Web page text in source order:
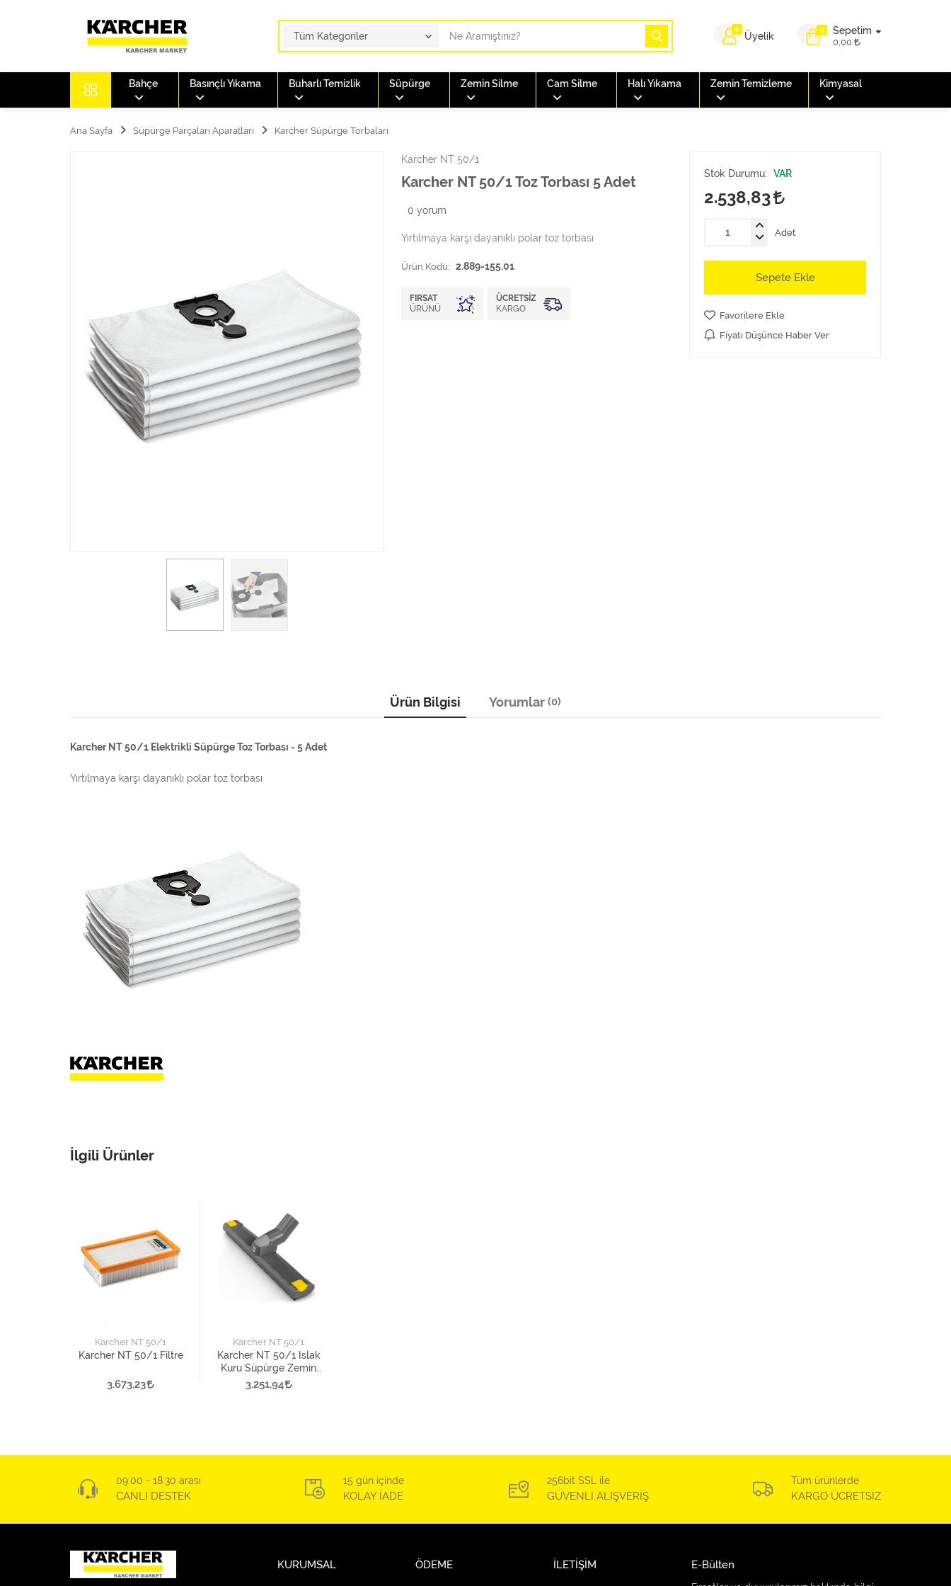
0 Sepetim
0,00
Üyelik
Bahçe Basınçlı Yıkama Buharlı Temizlik Süpürge Zemin Silme Cam Silme Halı Yıkama Zemin Temizleme Kimyasal
Ana Sayfa Süpürge Parçaları Aparatları Karcher Süpürge Torbaları
Karcher NT 50/1
Karcher NT 50/1 Toz Torbası 5 Adet
0 yorum
Yırtılmaya karşı dayanıklı polar toz torbası
Ürün Kodu: 2.889-155.01
FIRSAT
ÜRÜNÜ
ÜCRETSIZ
KARGO
Stok Durumu: VAR
2.538,83
Adet
Sepete Ekle
Favorilere Ekle
Fiyatı Düşünce Haber Ver
Ürün Bilgisi Yorumlar (0)
Karcher NT 50/1 Elektrikli Süpürge Toz Torbası - 5 Adet
Yırtılmaya karşı dayanıklı polar toz torbası
İlgili Ürünler
Karcher NT 50/1
Karcher NT 50/1 Filtre
3.673,23
Karcher NT 50/1
Karcher NT 50/1 Islak
Kuru Süpürge Zemin
Başlığı
3.251,94
09:00 - 18:30 arası
CANLI DESTEK
15 gün içinde
KOLAY İADE
256bit SSL ile
GÜVENLİ ALIŞVERİŞ
Tüm ürünlerde
KARGO ÜCRETSİZ
E-Bülten
KURUMSAL ÖDEME İLETİŞİM